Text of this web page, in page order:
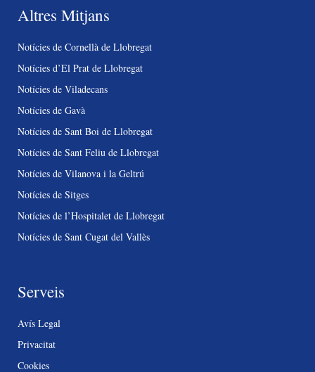
Altres Mitjans
Notícies de Cornellà de Llobregat
Notícies d’El Prat de Llobregat
Notícies de Viladecans
Notícies de Gavà
Notícies de Sant Boi de Llobregat
Notícies de Sant Feliu de Llobregat
Notícies de Vilanova i la Geltrú
Notícies de Sitges
Notícies de l’Hospitalet de Llobregat
Notícies de Sant Cugat del Vallès
Serveis
Avís Legal
Privacitat
Cookies